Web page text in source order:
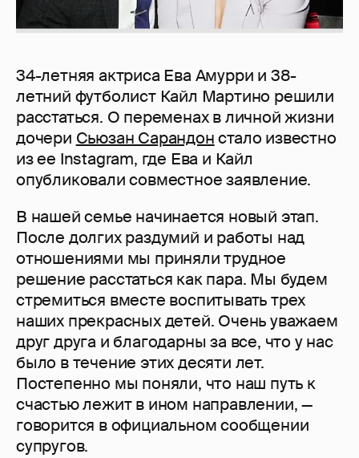
34-летняя актриса Ева Амурри и 38-
летний футболист Кайл Мартино решили
расстаться. О переменах в личной жизни
дочери Сьюзан Сарандонстало известно
из ее Instagram, где Ева и Кайл
опубликовали совместное заявление.
В нашей семье начинается новый этап.
После долгих раздумий и работы над
отношениями мы приняли трудное
решение расстаться как пара. Мы будем
стремиться вместе воспитывать трех
наших прекрасных детей. Очень уважаем
друг друга и благодарны за все, что у нас
было в течение этих десяти лет.
Постепенно мы поняли, что наш путь к
счастью лежит в ином направлении, —
говорится в официальном сообщении
супругов.